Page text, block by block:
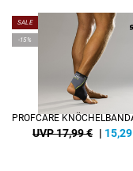
SALE
-15%
UVP 17,99 € | 15,29